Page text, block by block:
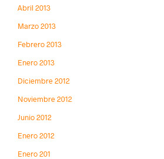
Abril 2013
Marzo 2013
Febrero 2013
Enero 2013
Diciembre 2012
Noviembre 2012
Junio 2012
Enero 2012
Enero 201